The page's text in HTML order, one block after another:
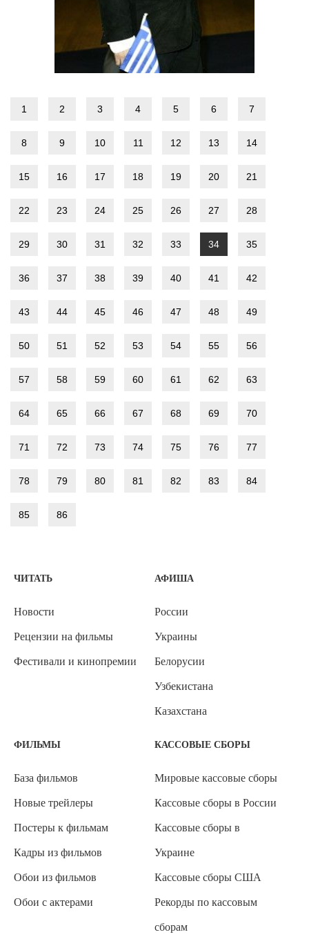
1 2 3 4 5 6 7
8 9 10 11 12 13 14
15 16 17 18 19 20 21
22 23 24 25 26 27 28
29 30 31 32 33 34 35
36 37 38 39 40 41 42
43 44 45 46 47 48 49
50 51 52 53 54 55 56
57 58 59 60 61 62 63
64 65 66 67 68 69 70
71 72 73 74 75 76 77
78 79 80 81 82 83 84
85 86
ЧИТАТЬ
Новости
Рецензии на фильмы
Фестивали и кинопремии
АФИША
России
Украины
Белорусии
Узбекистана
Казахстана
ФИЛЬМЫ
База фильмов
Новые трейлеры
Постеры к фильмам
Кадры из фильмов
Обои из фильмов
Обои с актерами
КАССОВЫЕ СБОРЫ
Мировые кассовые сборы
Кассовые сборы в России
Кассовые сборы в
Украине
Кассовые сборы США
Рекорды по кассовым
сборам